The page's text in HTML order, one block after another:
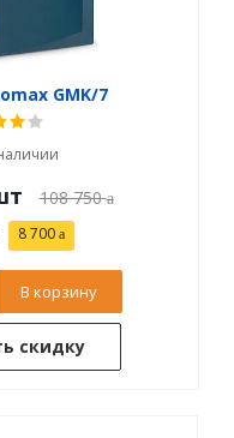
GMK/7
108 750
8 700
В корзину
скидку